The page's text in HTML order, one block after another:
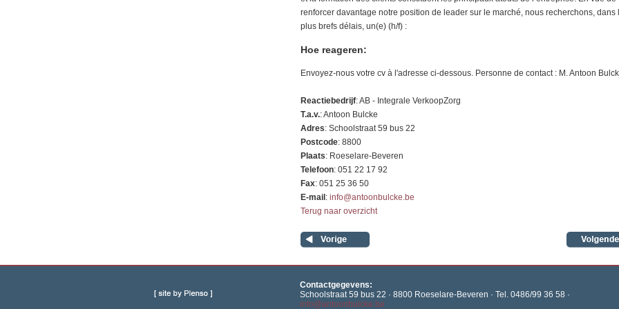
renforcer davantage notre position de leader sur le marché, nous recherchons, dans
plus brefs délais, un(e) (h/f) :
Hoe reageren:
Envoyez-nous votre cv à l'adresse ci-dessous. Personne de contact : M. Antoon
Reactiebedrijf: AB - Integrale VerkoopZorg
T.a.v.: Antoon Bulcke
Adres: Schoolstraat 59 bus 22
Postcode: 8800
Plaats: Roeselare-Beveren
Telefoon: 051 22 17 92
Fax: 051 25 36 50
E-mail: info@antoonbulcke.be
Terug naar overzicht
Contactgegevens:
Schoolstraat 59 bus 22 · 8800 Roeselare-Beveren · Tel. 0486/99 36 58 ·
info@antoonbulcke.be